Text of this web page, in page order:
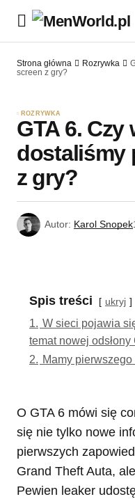
Strona główna Rozrywka
screen z gry?
ROZRYWKA
GTA 6. Czy
dostaliśmy
z gry?
Autor: Karol Snopek
Spis treści ukryj
1. W sieci pojawia
temat nowej
2. Mamy
O GTA 6 mówi się
się nie tylko nowe
pierwszych
Grand Theft Auta,
Pewien leaker